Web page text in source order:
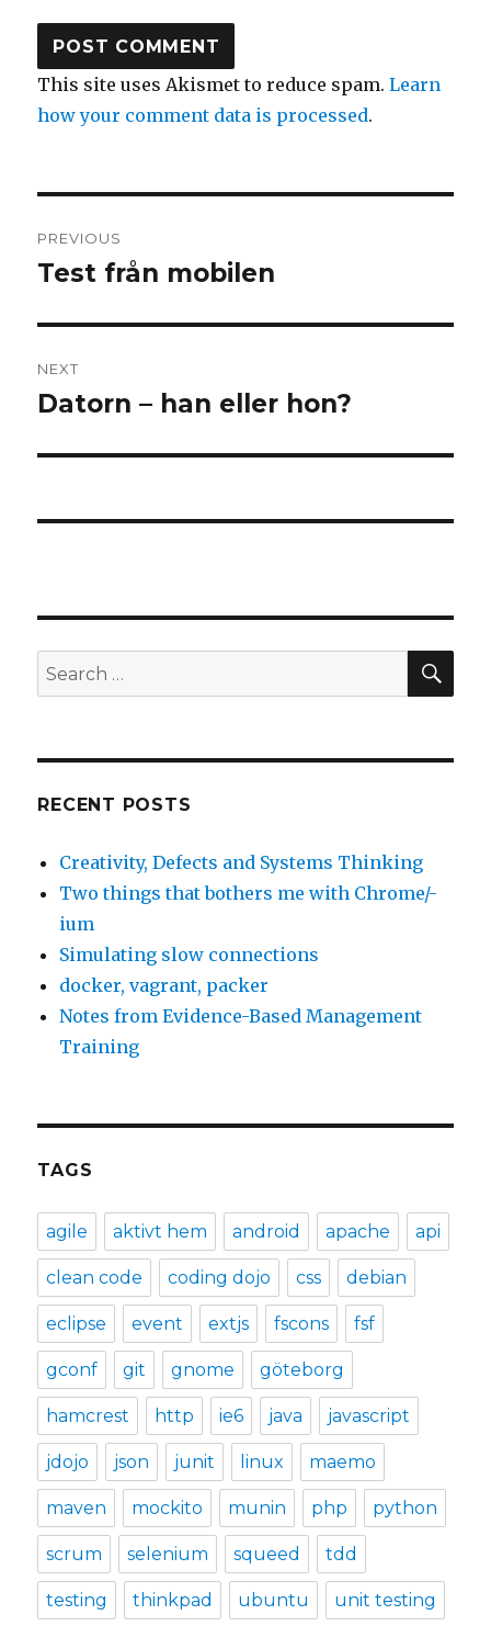
This site uses Akismet to reduce spam.Learn
how your comment data is processed.
navigation
PREVIOUS
Previous
Test från mobilen
NEXT
Next
Datorn – han eller hon?
Search
for:
RECENT POSTS
Creativity, Defects and Systems Thinking
Two things that bothers me with Chrome/-
ium
Simulating slow connections
docker, vagrant, packer
Notes from Evidence-Based Management
Training
TAGS
agile aktivt hem android apache api
clean code coding dojo css debian
eclipse event extjs fscons fsf
gconf git gnome göteborg
hamcrest http ie6 java javascript
jdojo json junit linux maemo
maven mockito munin php python
scrum selenium squeed tdd
testing thinkpad ubuntu unit testing